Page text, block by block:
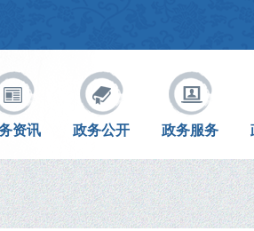
资讯 政务公开 政务服务